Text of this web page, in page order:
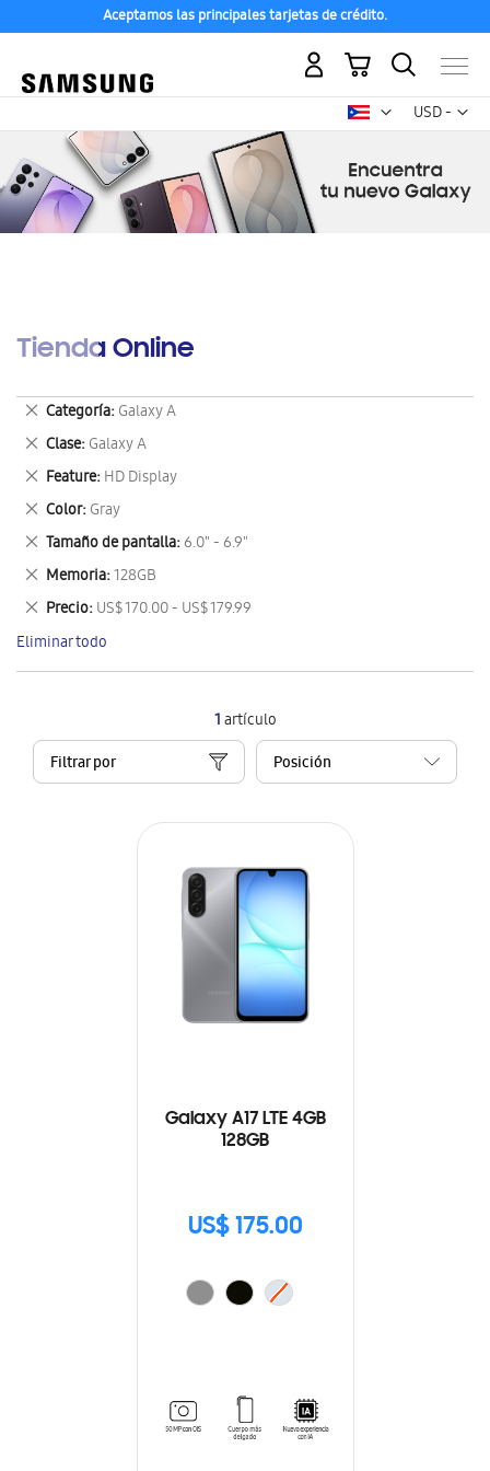
Aceptamos las principales tarjetas de crédito.
USD -
dólar
Mi carrito
Tienda Online
1artículo
Filtrar por
Galaxy A17 LTE 4GB
128GB
US$ 175.00
Categoría Galaxy A
Eliminar
este
artículo
Clase Galaxy A
Eliminar
este
artículo
Feature HD Display
Eliminar
este
artículo
Color Gray
Eliminar
este
artículo
Tamaño de pantalla 6.0" - 6.9"
Eliminar
este
artículo
Memoria 128GB
Eliminar
este
artículo
Precio US$ 170.00 - US$ 179.99
Eliminar
este
artículo
Eliminar todo